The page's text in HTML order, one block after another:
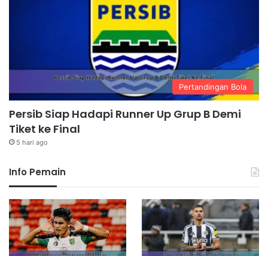
Pertandingan Bola
Persib Siap Hadapi Runner Up Grup B Demi
Tiket ke Final
5 hari ago
Info Pemain